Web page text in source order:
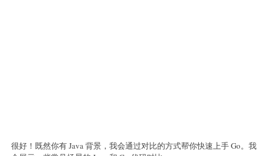
很好！既然你有 Java 背景，我会通过对比的方式帮你快速上手 Go。我